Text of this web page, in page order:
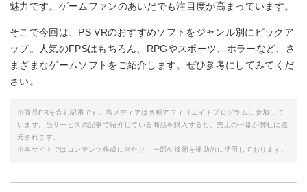
魅力です。ゲームファンのあいだでも注目度が高まっています。
そこで今回は、PS VRのおすすめソフトをジャンル別にピックア
ップ。人気のFPSはもちろん、RPGやスポーツ、ホラーなど、さ
まざまなゲームソフトをご紹介します。ぜひ参考にしてみてくだ
さい。
※商品PRを含む記事です。当メディアは各種アフィリエイトプログラムに参加して
います。当サービスの記事で紹介している商品を購入すると、売上の一部が弊社に還
元されます。
※本サイトではコンテンツ作成に当たり、一部AI技術を補助的に活用しております。